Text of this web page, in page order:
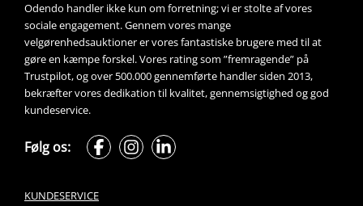
Odendo handler ikke kun om forretning; vi er stolte af vores
sociale engagement. Gennem vores mange
velgørenhedsauktioner er vores fantastiske brugere med til at
gøre en kæmpe forskel. Vores rating som ”fremragende” på
Trustpilot, og over 500.000 gennemførte handler siden 2013,
bekræfter vores dedikation til kvalitet, gennemsigtighed og god
kundeservice.
Følg os:
KUNDESERVICE